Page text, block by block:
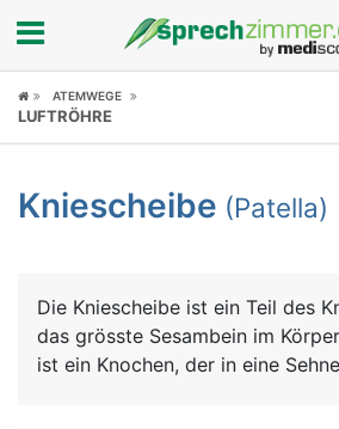
Fokus
Symptome
News
ATEMWEGE
LUFTRÖHRE
Kniescheibe (Patella)
Die Kniescheibe ist ein Teil des
das grösste Sesambein im
ist ein Knochen, der in eine